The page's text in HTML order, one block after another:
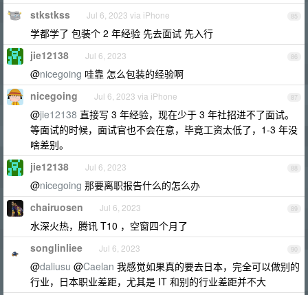
85
stkstkss Jul 6, 2023 via iPhone
学都学了 包装个 2 年经验 先去面试 先入行
86
jie12138 Jul 6, 2023
@nicegoing 哇靠 怎么包装的经验啊
87
nicegoing Jul 6, 2023 via iPhone
@jie12138 直接写 3 年经验，现在少于 3 年社招进不了面试。
等面试的时候，面试官也不会在意，毕竟工资太低了，1-3 年没
啥差别。
88
jie12138 Jul 6, 2023
@nicegoing 那要离职报告什么的怎么办
89
chairuosen Jul 6, 2023
水深火热，腾讯 T10 ，空窗四个月了
90
songlinliee Jul 6, 2023
@daliusu @Caelan 我感觉如果真的要去日本，完全可以做别的
行业，日本职业差距，尤其是 IT 和别的行业差距并不大